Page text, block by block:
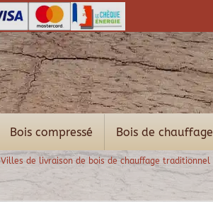
Bois compressé Bois de chauffage
Villes de livraison de bois de chauffage traditionnel